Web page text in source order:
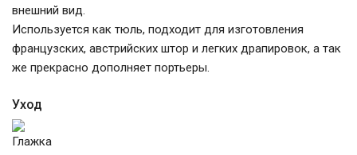
внешний вид.
Используется как тюль, подходит для изготовления
французских, австрийских штор и легких драпировок, а так
же прекрасно дополняет портьеры.
Уход